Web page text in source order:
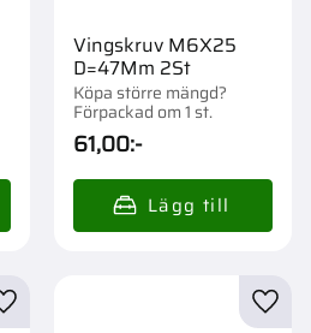
Vingskruv M6X25
D=47Mm 2St
Köpa större mängd?
Förpackad om 1 st.
61,00:-
Lägg till i favoriter